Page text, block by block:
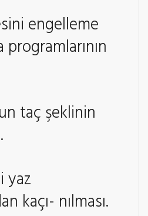
engelleme
programlarının
taç şeklinin
kaçı- nılması.